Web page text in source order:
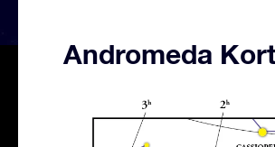
Andromeda